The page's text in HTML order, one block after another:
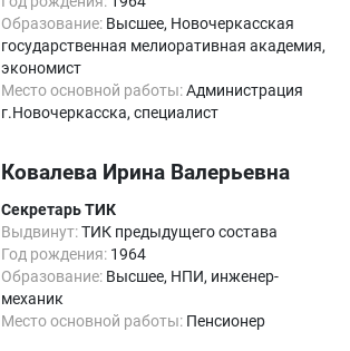
Образование: Высшее, Новочеркасская
государственная мелиоративная академия,
экономист
Место основной работы:Администрация
г.Новочеркасска, специалист
Ковалева Ирина Валерьевна
Секретарь ТИК
Выдвинут:ТИК предыдущего состава
Год рождения: 1964
Образование: Высшее, НПИ, инженер-
механик
Место основной работы: Пенсионер